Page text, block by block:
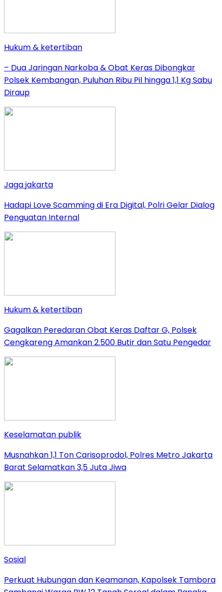
Hukum & ketertiban
– Dua Jaringan Narkoba & Obat Keras Dibongkar
Polsek Kembangan, Puluhan Ribu Pil hingga 1,1 Kg Sabu
Diraup
Jaga jakarta
Hadapi Love Scamming di Era Digital, Polri Gelar Dialog
Penguatan Internal
Hukum & ketertiban
Gagalkan Peredaran Obat Keras Daftar G, Polsek
Cengkareng Amankan 2.500 Butir dan Satu Pengedar
Keselamatan publik
Musnahkan 1,1 Ton Carisoprodol, Polres Metro Jakarta
Barat Selamatkan 3,5 Juta Jiwa
Sosial
Perkuat Hubungan dan Keamanan, Kapolsek Tambora